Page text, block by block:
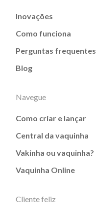
Inovações
Como funciona
Perguntas frequentes
Blog
Navegue
Como criar e lançar
Central da vaquinha
Vakinha ou vaquinha?
Vaquinha Online
Cliente feliz